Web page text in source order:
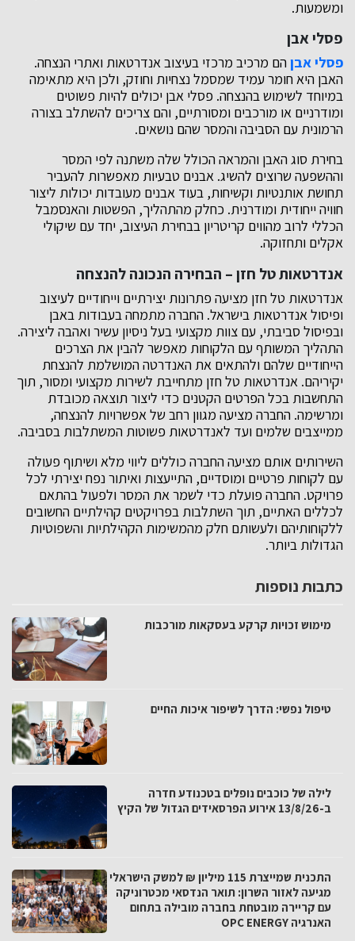
ומשמעות.
פסלי אבן
פסלי אבןהם מרכיב מרכזי בעיצוב אנדרטאות ואתרי הנצחה.
האבן היא חומר עמיד שמסמל נצחיות וחוזק, ולכן היא מתאימה
במיוחד לשימוש בהנצחה. פסלי אבן יכולים להיות פשוטים
ומודרניים או מורכבים ומסורתיים, והם צריכים להשתלב בצורה
הרמונית עם הסביבה והמסר שהם נושאים.
בחירת סוג האבן והמראה הכולל שלה משתנה לפי המסר
וההשפעה שרוצים להשיג. אבנים טבעיות מאפשרות להעביר
תחושת אותנטיות וקשיחות, בעוד אבנים מעובדות יכולות ליצור
חוויה ייחודית ומודרנית. כחלק מהתהליך, הפשטות והאנסמבל
הכללי לרוב מהווים קריטריון בבחירת העיצוב, יחד עם שיקולי
אקלים ותחזוקה.
אנדרטאות טל חזן – הבחירה הנכונה להנצחה
אנדרטאות טל חזן מציעה פתרונות יצירתיים וייחודיים לעיצוב
ופיסול אנדרטאות בישראל. החברה מתמחה בעבודות באבן
ובפיסול סביבתי, עם צוות מקצועי בעל ניסיון עשיר ואהבה ליצירה.
התהליך המשותף עם הלקוחות מאפשר להבין את הצרכים
הייחודיים שלהם ולהתאים את האנדרטה המושלמת להנצחת
יקיריהם. אנדרטאות טל חזן מתחייבת לשירות מקצועי ומסור, תוך
התחשבות בכל הפרטים הקטנים כדי ליצור תוצאה מכובדת
ומרשימה. החברה מציעה מגוון רחב של אפשרויות להנצחה,
ממייצבים שלמים ועד לאנדרטאות פשוטות המשתלבות בסביבה.
השירותים אותם מציעה החברה כוללים ליווי מלא ושיתוף פעולה
עם לקוחות פרטיים ומוסדיים, התייעצות ואיתור נפח יצירתי לכל
פרויקט. החברה פועלת כדי לשמר את המסר ולפעול בהתאם
לכללים האתיים, תוך השתלבות בפרויקטים קהילתיים החשובים
ללקוחותיהם ולעשותם חלק מהמשימות הקהילתיות והשפוטיות
הגדולות ביותר.
כתבות נוספות
מימוש זכויות קרקע בעסקאות מורכבות
טיפול נפשי: הדרך לשיפור איכות החיים
לילה של כוכבים נופלים בטכנודע חדרה
ב-13/8/26 אירוע הפרסאידים הגדול של הקיץ
התכנית שמייצרת 115 מיליון ₪ למשק הישראלי
מגיעה לאזור השרון: תואר הנדסאי מכטרוניקה
עם קריירה מובטחת בחברה מובילה בתחום
האנרגיה OPC ENERGY